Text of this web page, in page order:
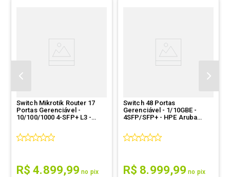
Enviado há11 anos
Muito bom
Switch Mikrotik Router 17
Portas Gerenciável -
10/100/1000 4-SFP+ L3 -
R$ 4.899,99 no pix
Switch 48 Portas
Gerenciável - 1/10GBE -
4SFP/SFP+ - HPE Aruba
R$ 8.999,99 no pix